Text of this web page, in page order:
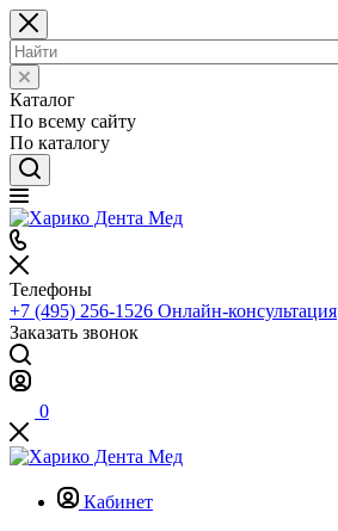
Каталог
По всему сайту
По каталогу
Телефоны
+7 (495) 256-1526 Онлайн-консультация
Заказать звонок
0
Кабинет